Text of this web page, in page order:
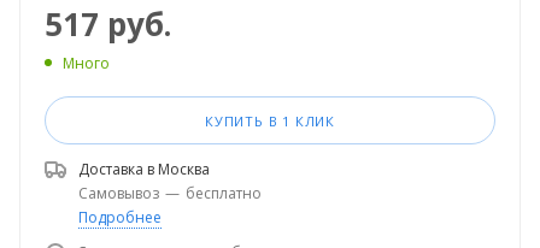
517 руб.
Много
КУПИТЬ В 1 КЛИК
Доставка в Москва
Самовывоз — бесплатно
Подробнее